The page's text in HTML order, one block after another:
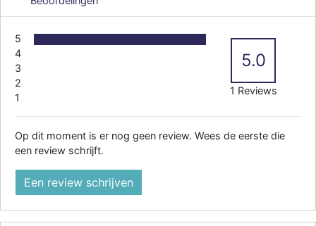
5
4
3
2
1
5.0
1 Reviews
Op dit moment is er nog geen review. Wees de eerste die
een review schrijft.
Een review schrijven